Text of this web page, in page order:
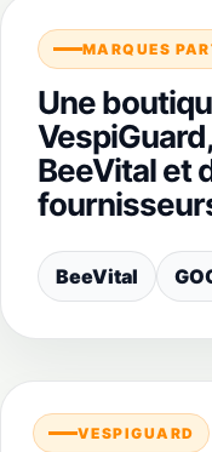
MARQUES
Une
BeeVital et
BeeVital
VESPIGUARD